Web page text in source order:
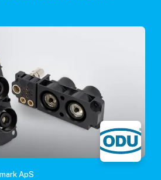
ApS